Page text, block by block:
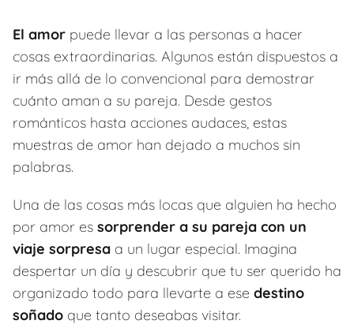
El amor puede llevar a las personas a hacer
cosas extraordinarias. Algunos están dispuestos a
ir más allá de lo convencional para demostrar
cuánto aman a su pareja. Desde gestos
románticos hasta acciones audaces, estas
muestras de amor han dejado a muchos sin
palabras.
Una de las cosas más locas que alguien ha hecho
por amor es sorprender a su pareja con un
viaje sorpresa a un lugar especial. Imagina
despertar un día y descubrir que tu ser querido ha
organizado todo para llevarte a ese destino
soñado que tanto deseabas visitar.